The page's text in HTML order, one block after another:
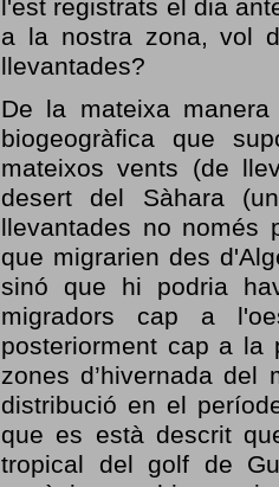
l'est registrats el dia
a la nostra zona, vol
llevantades?
De la mateixa
biogeogràfica que
mateixos vents (de
desert del Sàhara
llevantades no només
que migrarien des
sinó que hi podria
migradors cap a
posteriorment cap a la
zones d’hivernada
distribució en el
que es està descrit
tropical del golf de